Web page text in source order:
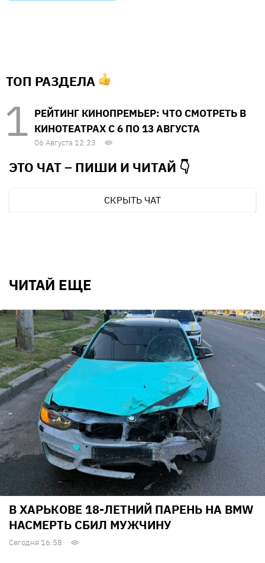
ТОП РАЗДЕЛА
РЕЙТИНГ КИНОПРЕМЬЕР: ЧТО СМОТРЕТЬ В
КИНОТЕАТРАХ С 6 ПО 13 АВГУСТА
06 Августа 12:23
ЭТО ЧАТ – ПИШИ И ЧИТАЙ 👇
СКРЫТЬ ЧАТ
ЧИТАЙ ЕЩЕ
В ХАРЬКОВЕ 18-ЛЕТНИЙ ПАРЕНЬ НА BMW
НАСМЕРТЬ СБИЛ МУЖЧИНУ
Сегодня 16:58